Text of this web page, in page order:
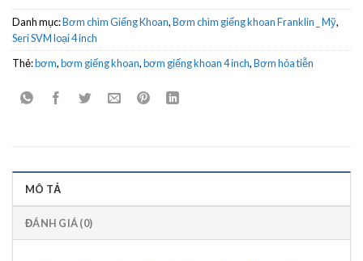
Danh mục:Bơm chìm Giếng Khoan,Bơm chìm giếng khoan Franklin _ Mỹ,
Seri SVM loại 4 inch
Thẻ:bơm,bơm giếng khoan,bơm giếng khoan 4 inch,Bơm hỏa tiễn
MÔ TẢ
ĐÁNH GIÁ (0)